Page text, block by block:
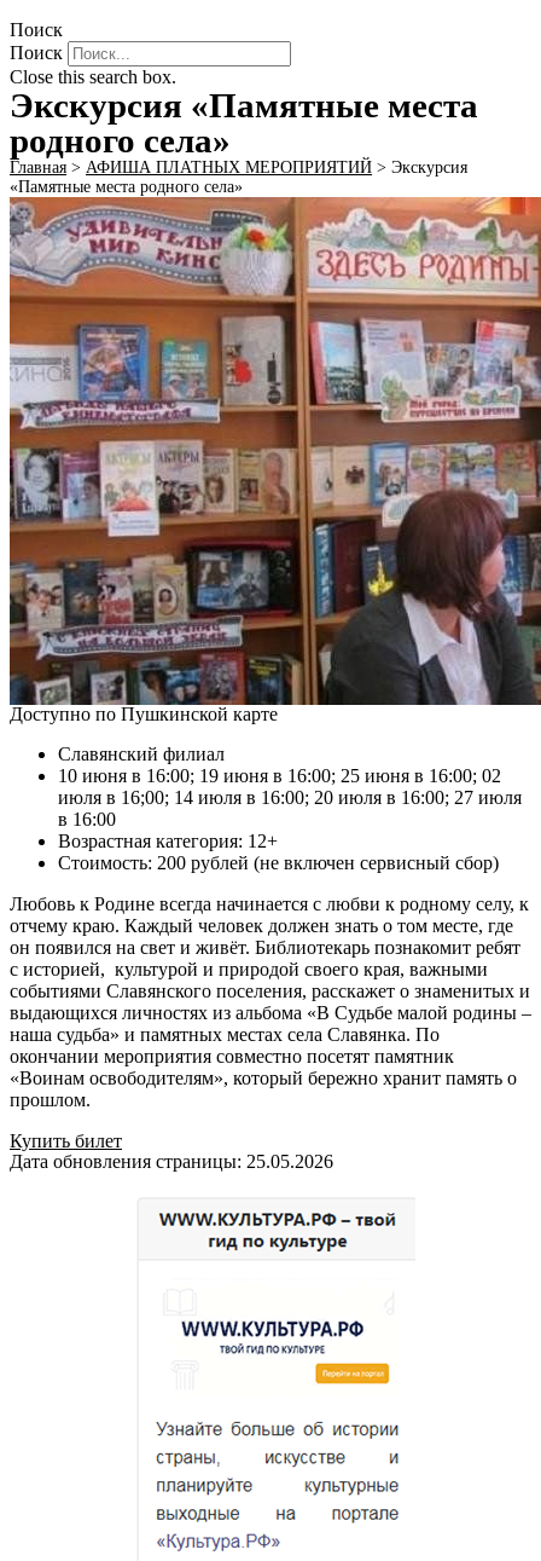
Поиск
Поиск
Close this search box.
Экскурсия «Памятные места
родного села»
Главная > АФИША ПЛАТНЫХ МЕРОПРИЯТИЙ > Экскурсия
«Памятные места родного села»
Доступно по Пушкинской карте
Славянский филиал
10 июня в 16:00; 19 июня в 16:00; 25 июня в 16:00; 02
июля в 16;00; 14 июля в 16:00; 20 июля в 16:00; 27 июля
в 16:00
Возрастная категория: 12+
Стоимость: 200 рублей (не включен сервисный сбор)
Любовь к Родине всегда начинается с любви к родному селу, к
отчему краю. Каждый человек должен знать о том месте, где
он появился на свет и живёт. Библиотекарь познакомит ребят
с историей, культурой и природой своего края, важными
событиями Славянского поселения, расскажет о знаменитых и
выдающихся личностях из альбома «В Судьбе малой родины –
наша судьба» и памятных местах села Славянка. По
окончании мероприятия совместно посетят памятник
«Воинам освободителям», который бережно хранит память о
прошлом.
Купить билет
Дата обновления страницы: 25.05.2026